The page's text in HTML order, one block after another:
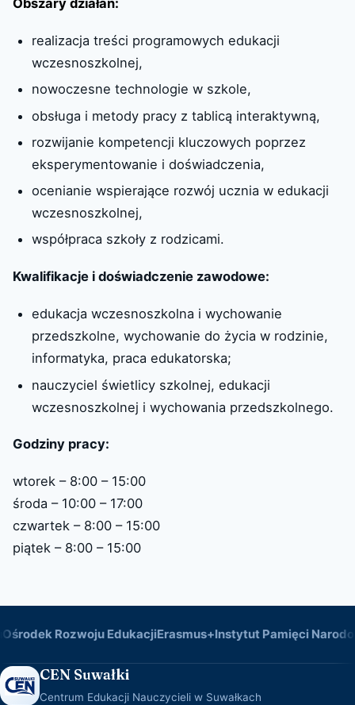
Obszary działań:
realizacja treści programowych edukacji
wczesnoszkolnej,
nowoczesne technologie w szkole,
obsługa i metody pracy z tablicą interaktywną,
rozwijanie kompetencji kluczowych poprzez
eksperymentowanie i doświadczenia,
ocenianie wspierające rozwój ucznia w edukacji
wczesnoszkolnej,
współpraca szkoły z rodzicami.
Kwalifikacje i doświadczenie zawodowe:
edukacja wczesnoszkolna i wychowanie
przedszkolne, wychowanie do życia w rodzinie,
informatyka, praca edukatorska;
nauczyciel świetlicy szkolnej, edukacji
wczesnoszkolnej i wychowania przedszkolnego.
Godziny pracy:
wtorek – 8:00 – 15:00
środa – 10:00 – 17:00
czwartek – 8:00 – 15:00
piątek – 8:00 – 15:00
Rozwoju EdukacjiErasmus+Instytut Pamięci
CEN Suwałki
Centrum Edukacji Nauczycieli w Suwałkach